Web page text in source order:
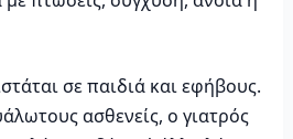
σε παιδιά και εφήβους.
ασθενείς, ο γιατρός